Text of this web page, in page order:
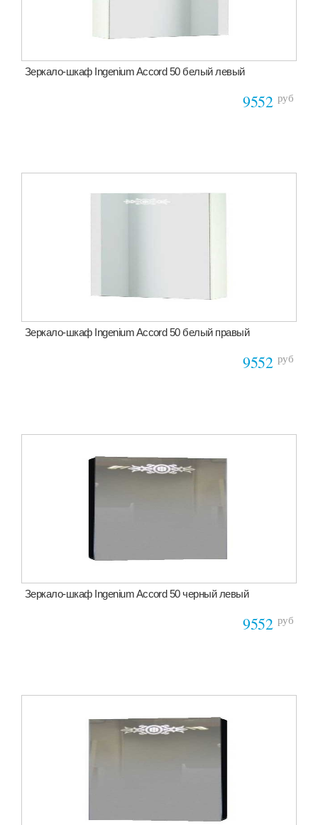
Зеркало-шкаф Ingenium Accord 50 белый левый
9552 руб
Зеркало-шкаф Ingenium Accord 50 белый правый
9552 руб
Зеркало-шкаф Ingenium Accord 50 черный левый
9552 руб